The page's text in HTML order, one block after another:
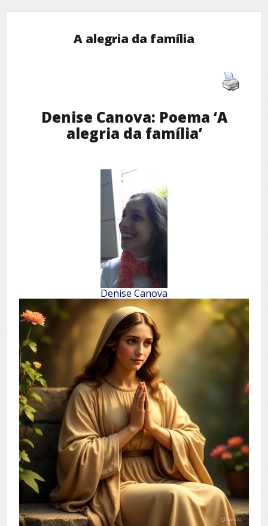
A alegria da família
Denise Canova: Poema ‘A
alegria da família’
Denise Canova